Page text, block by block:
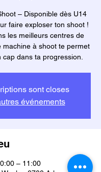
– Disponible dès U14
faire exploser ton shoot !
les meilleurs centres de
machine à shoot te permet
dans ta progression.
sont closes
événements
– 11:00